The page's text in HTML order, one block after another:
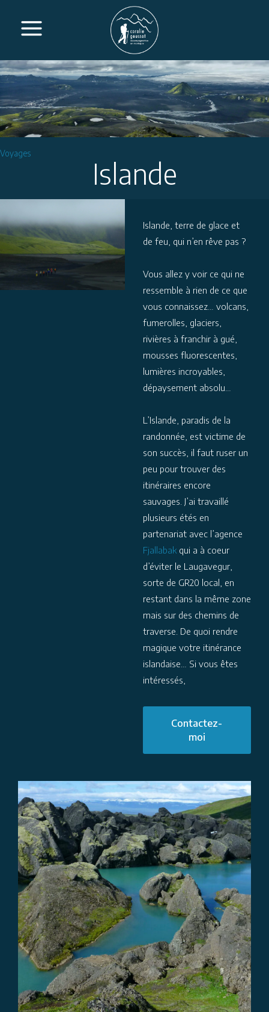
Voyages
Islande
Islande, terre de glace et
de feu, qui n’en rêve pas ?
Vous allez y voir ce qui ne
ressemble à rien de ce que
vous connaissez… volcans,
fumerolles, glaciers,
rivières à franchir à gué,
mousses fluorescentes,
lumières incroyables,
dépaysement absolu…
L’Islande, paradis de la
randonnée, est victime de
son succès, il faut ruser un
peu pour trouver des
itinéraires encore
sauvages. J’ai travaillé
plusieurs étés en
partenariat avec l’agence
Fjallabakqui a à coeur
d’éviter le Laugavegur,
sorte de GR20 local, en
restant dans la même zone
mais sur des chemins de
traverse. De quoi rendre
magique votre itinérance
islandaise… Si vous êtes
intéressés,
Contactez-
moi